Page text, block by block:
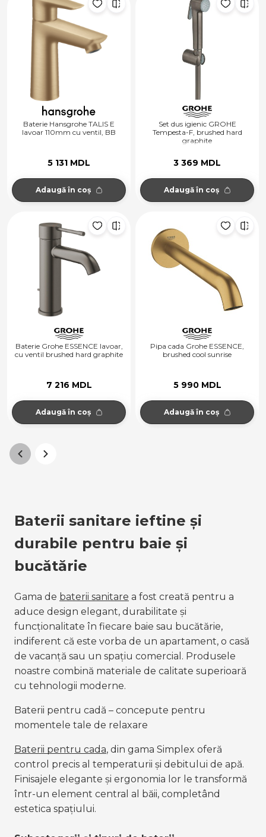
Baterie Hansgrohe TALIS E
lavoar 110mm cu ventil, BB
5 131 MDL
Adaugă în coș
Set dus igienic GROHE
Tempesta-F, brushed hard
graphite
3 369 MDL
Adaugă în coș
Baterie Grohe ESSENCE lavoar,
cu ventil brushed hard graphite
7 216 MDL
Adaugă în coș
Pipa cada Grohe ESSENCE,
brushed cool sunrise
5 990 MDL
Adaugă în coș
Baterii sanitare ieftine și
durabile pentru baie și
bucătărie
Gama de baterii sanitare a fost creată pentru a
aduce design elegant, durabilitate și
funcționalitate în fiecare baie sau bucătărie,
indiferent că este vorba de un apartament, o casă
de vacanță sau un spațiu comercial. Produsele
noastre combină materiale de calitate superioară
cu tehnologii moderne.
Baterii pentru cadă – concepute pentru
momentele tale de relaxare
Baterii pentru cada, din gama Simplex oferă
control precis al temperaturii și debitului de apă.
Finisajele elegante și ergonomia lor le transformă
într-un element central al băii, completând
estetica spațiului.